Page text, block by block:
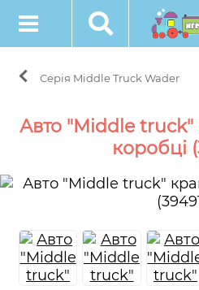
Серія Middle Truck Wader
Авто "Middle
коробці